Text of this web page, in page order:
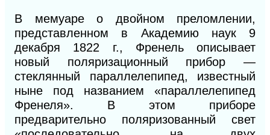
В мемуаре о двойном преломлении,
представленном в Академию наук 9
декабря 1822 г., Френель описывает
новый поляризационный прибор —
стеклянный параллелепипед, известный
ныне под названием «параллелепипед
Френеля». В этом приборе
предварительно поляризованный свет